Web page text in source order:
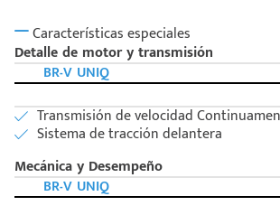
Características especiales
Detalle de motor y transmisión
BR-V UNIQ
Transmisión de velocidad
Sistema de tracción delantera
Mecánica y Desempeño
BR-V UNIQ